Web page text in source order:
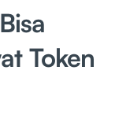
Token